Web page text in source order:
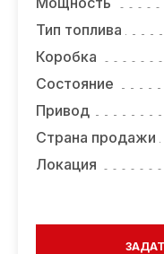
Тип топлива
Коробка
Состояние
Привод
Страна продажи
Локация